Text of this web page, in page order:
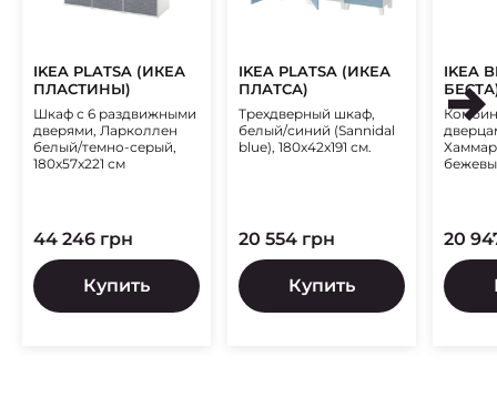
IKEA PLATSA (ИКЕА
ПЛАСТИНЫ)
Шкаф с 6 раздвижными
дверями, Ларколлен
белый/темно-серый,
180x57x221 см
44 246 грн
Купить
IKEA PLATSA (ИКЕА
ПЛАТСА)
Трехдверный шкаф,
белый/синий (Sannidal
blue), 180x42x191 см.
20 554 грн
Купить
IKEA
20